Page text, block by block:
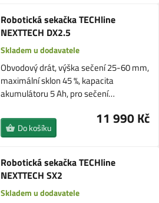
Robotická sekačka TECHline
NEXTTECH DX2.5
Skladem u dodavatele
Obvodový drát, výška sečení 25-60 mm,
maximální sklon 45 %, kapacita
akumulátoru 5 Ah, pro sečení…
11 990 Kč
Do košíku
Robotická sekačka TECHline
NEXTTECH SX2
Skladem u dodavatele